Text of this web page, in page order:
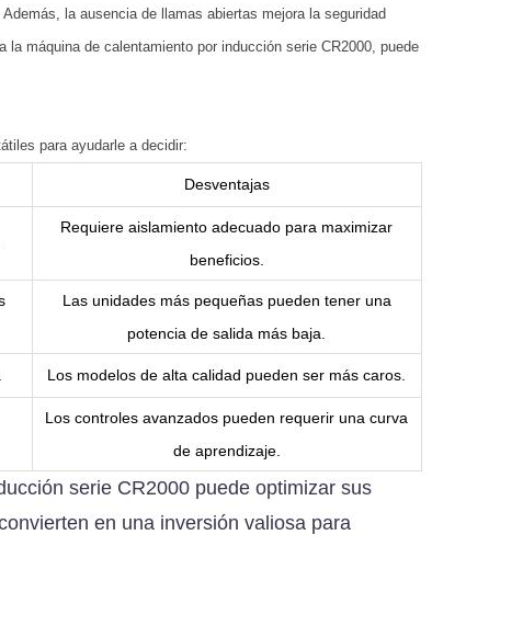
la ausencia de llamas abiertas mejora la seguridad
máquina de calentamiento por inducción serie CR2000, puede
para ayudarle a decidir:
Desventajas
Requiere aislamiento adecuado para maximizar
beneficios.
Las unidades más pequeñas pueden tener una
potencia de salida más baja.
Los modelos de alta calidad pueden ser más caros.
Los controles avanzados pueden requerir una curva
de aprendizaje.
serie CR2000 puede optimizar sus
en una inversión valiosa para